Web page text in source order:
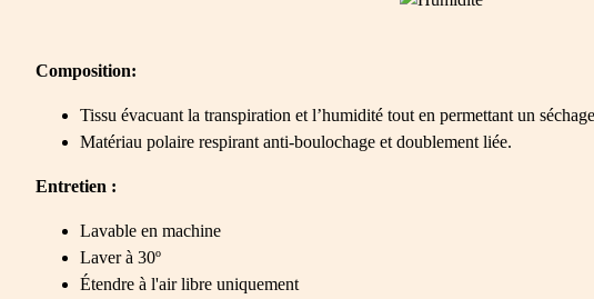
Composition:
Tissu évacuant la transpiration et l’humidité tout en permettant un
Matériau polaire respirant anti-boulochage et doublement liée.
Entretien :
Lavable en machine
Laver à 30º
Étendre à l'air libre uniquement